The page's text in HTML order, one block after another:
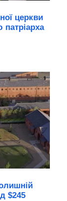
церкви
$245